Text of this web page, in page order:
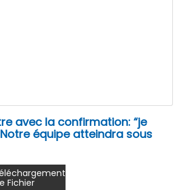
avec la confirmation: “je
équipe atteindra sous
Fichier